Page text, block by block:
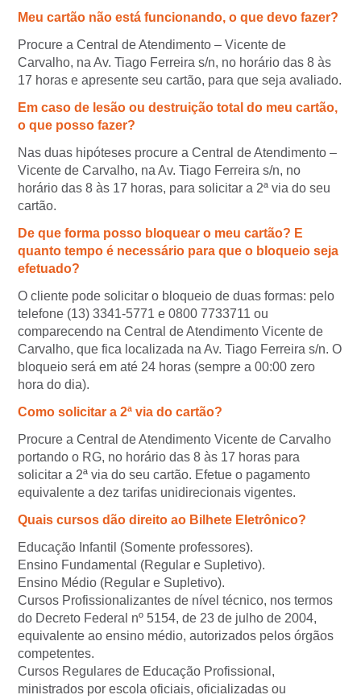
Meu cartão não está funcionando, o que devo fazer?
Procure a Central de Atendimento – Vicente de
Carvalho, na Av. Tiago Ferreira s/n, no horário das 8 às
17 horas e apresente seu cartão, para que seja avaliado.
Em caso de lesão ou destruição total do meu cartão,
o que posso fazer?
Nas duas hipóteses procure a Central de Atendimento –
Vicente de Carvalho, na Av. Tiago Ferreira s/n, no
horário das 8 às 17 horas, para solicitar a 2ª via do seu
cartão.
De que forma posso bloquear o meu cartão? E
quanto tempo é necessário para que o bloqueio seja
efetuado?
O cliente pode solicitar o bloqueio de duas formas: pelo
telefone (13) 3341-5771 e 0800 7733711 ou
comparecendo na Central de Atendimento Vicente de
Carvalho, que fica localizada na Av. Tiago Ferreira s/n. O
bloqueio será em até 24 horas (sempre a 00:00 zero
hora do dia).
Como solicitar a 2ª via do cartão?
Procure a Central de Atendimento Vicente de Carvalho
portando o RG, no horário das 8 às 17 horas para
solicitar a 2ª via do seu cartão. Efetue o pagamento
equivalente a dez tarifas unidirecionais vigentes.
Quais cursos dão direito ao Bilhete Eletrônico?
Educação Infantil (Somente professores).
Ensino Fundamental (Regular e Supletivo).
Ensino Médio (Regular e Supletivo).
Cursos Profissionalizantes de nível técnico, nos termos
do Decreto Federal nº 5154, de 23 de julho de 2004,
equivalente ao ensino médio, autorizados pelos órgãos
competentes.
Cursos Regulares de Educação Profissional,
ministrados por escola oficiais, oficializadas ou